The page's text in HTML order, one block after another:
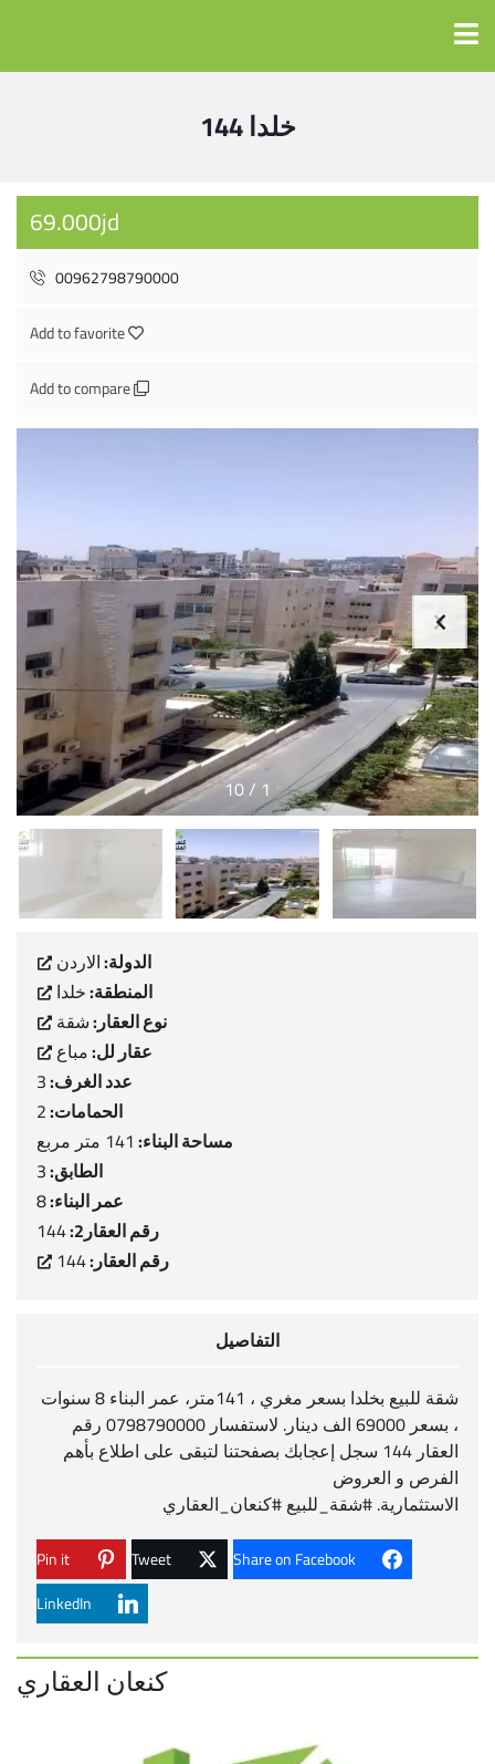
خلدا 144
69.000jd
00962798790000
Add to favorite
Add to compare
1
/
10
الدولة:الاردن
المنطقة:خلدا
نوع العقار:شقة
عقار لل:مباع
عدد الغرف:3
الحمامات:2
مساحة البناء:141 متر مربع
الطابق:3
عمر البناء:8
رقم العقار2: 144
رقم العقار:144
التفاصيل
شقة للبيع بخلدا بسعر مغري ، 141متر، عمر البناء 8 سنوات
، بسعر 69000 الف دينار. لاستفسار 0798790000 رقم
العقار 144 سجل إعجابك بصفحتنا لتبقى على اطلاع بأهم
الفرص و العروض
الاستثمارية.#شقة_للبيع#كنعان_العقاري
Share on Facebook
Tweet
Pin it
LinkedIn
كنعان العقاري